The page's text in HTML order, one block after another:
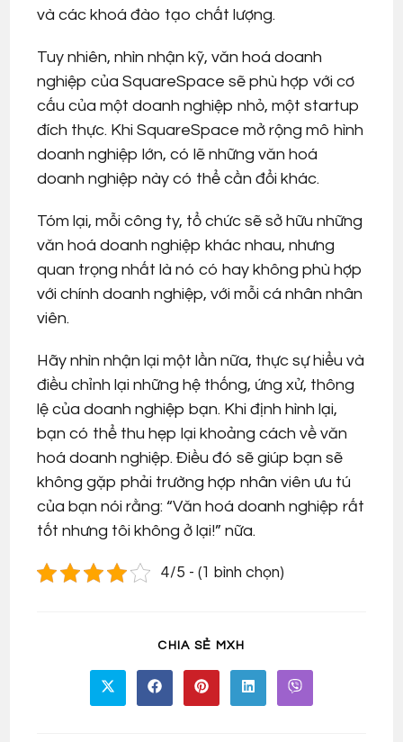
và các khoá đào tạo chất lượng.
Tuy nhiên, nhìn nhận kỹ, văn hoá doanh
nghiệp của SquareSpace sẽ phù hợp với cơ
cấu của một doanh nghiệp nhỏ, một startup
đích thực. Khi SquareSpace mở rộng mô hình
doanh nghiệp lớn, có lẽ những văn hoá
doanh nghiệp này có thể cần đổi khác.
Tóm lại, mỗi công ty, tổ chức sẽ sở hữu những
văn hoá doanh nghiệp khác nhau, nhưng
quan trọng nhất là nó có hay không phù hợp
với chính doanh nghiệp, với mỗi cá nhân nhân
viên.
Hãy nhìn nhận lại một lần nữa, thực sự hiểu và
điều chỉnh lại những hệ thống, ứng xử, thông
lệ của doanh nghiệp bạn. Khi định hình lại,
bạn có thể thu hẹp lại khoảng cách về văn
hoá doanh nghiệp. Điều đó sẽ giúp bạn sẽ
không gặp phải trường hợp nhân viên ưu tú
của bạn nói rằng: “Văn hoá doanh nghiệp rất
tốt nhưng tôi không ở lại!” nữa.
4/5 - (1 bình chọn)
CHIA SẺ MXH
CONTENT
Opens
in
Opens
in
Opens
in
Opens
in
Opens
in